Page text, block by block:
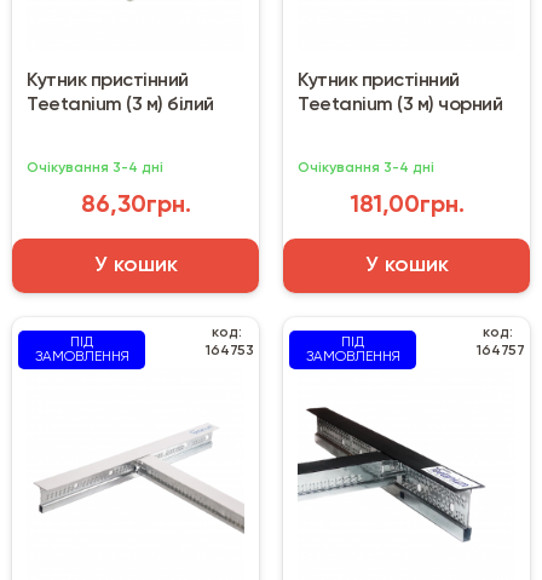
Кутник пристінний
Teetanium (3 м) білий
Очікування 3-4 дні
86,30грн.
У кошик
Кутник пристінний
Teetanium (3 м) чорний
Очікування 3-4 дні
181,00грн.
У кошик
ПІД
ЗАМОВЛЕННЯ
код:
164753
ПІД
ЗАМОВЛЕННЯ
код:
164757